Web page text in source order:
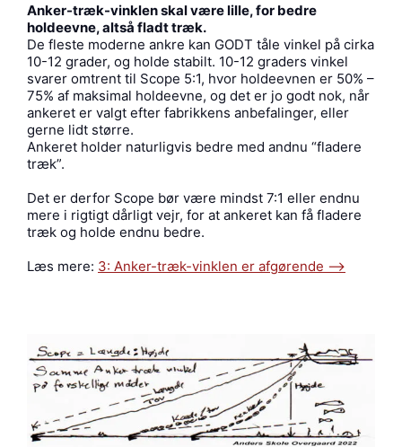
Anker-træk-vinklen skal være lille, for bedre
holdeevne, altså fladt træk.
De fleste moderne ankre kan GODT tåle vinkel på cirka
10-12 grader, og holde stabilt. 10-12 graders vinkel
svarer omtrent til Scope 5:1, hvor holdeevnen er 50% –
75% af maksimal holdeevne, og det er jo godt nok, når
ankeret er valgt efter fabrikkens anbefalinger, eller
gerne lidt større.
Ankeret holder naturligvis bedre med andnu “fladere
træk”.
Det er derfor Scope bør være mindst 7:1 eller endnu
mere i rigtigt dårligt vejr, for at ankeret kan få fladere
træk og holde endnu bedre.
Læs mere: 3: Anker-træk-vinklen er afgørende —->